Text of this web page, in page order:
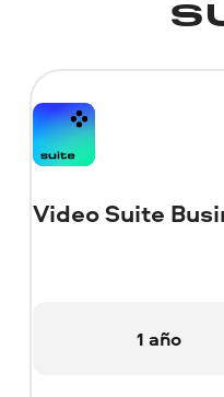
Video Suite
1 año